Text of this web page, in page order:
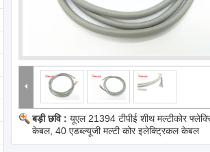
बड़ी छवि : यूएल 21394 टीपीई शीथ मल्टीकोर
केबल, 40 एडब्ल्यूजी मल्टी कोर इलेक्ट्रिकल केबल